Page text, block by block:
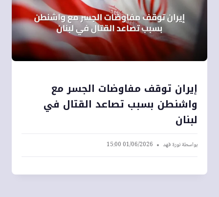
إيران توقف مفاوضات الجسر مع
واشنطن بسبب تصاعد القتال في
لبنان
بواسطةنورة فهد 01/06/2026 15:00